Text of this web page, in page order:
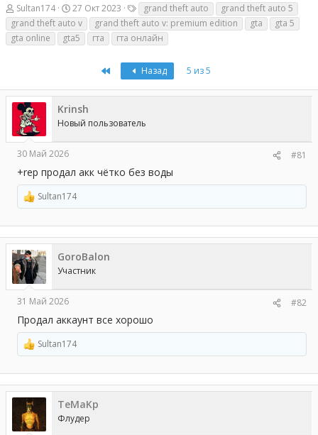
А
в
т
о
ы
Sultan174
Д
а
т
а
л
а
27 Окт 2023
Т
е
г
и
grand theft auto
grand theft auto 5
grand theft auto v
grand theft auto v: premium edition gta
gta 5
gta online
gta5 гта гта онлайн
Назад 5 из 5
Krinsh
Новый пользователь
30 Май 2026 #81
+rep продал акк чётко без воды
Р
е
а
к
ц
и
и
:
Sultan174
GoroBalon
Участник
31 Май 2026 #82
Продал аккаунт все хорошо
Р
е
а
к
ц
и
и
:
Sultan174
TeMaKp
Флудер